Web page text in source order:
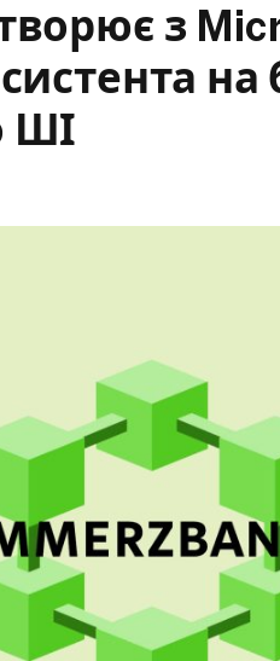
з
на
ШІ